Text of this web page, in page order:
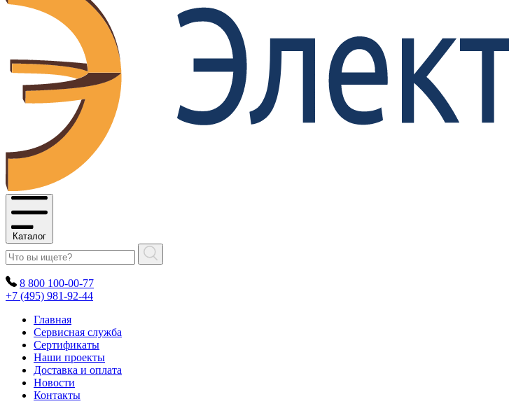
Каталог
8 800 100-00-77
+7 (495) 981-92-44
Главная
Сервисная служба
Сертификаты
Наши проекты
Доставка и оплата
Новости
Контакты